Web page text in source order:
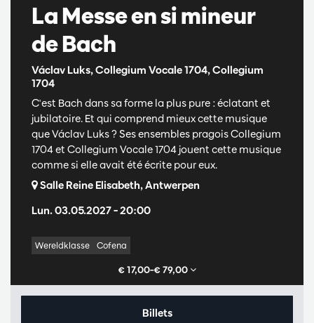
La Messe en si mineur
de Bach
Václav Luks, Collegium Vocale 1704, Collegium
1704
Lun. 03.05.2027– 20:00
C'est Bach dans sa forme la plus pure : éclatant et
jubilatoire. Et qui comprend mieux cette musique
que Václav Luks ? Ses ensembles pragois Collegium
1704 et Collegium Vocale 1704 jouent cette musique
comme si elle avait été écrite pour eux.
Salle Reine Elisabeth, Antwerpen
Wereldklasse Cofena
€ 17,00–€ 79,00
Billets